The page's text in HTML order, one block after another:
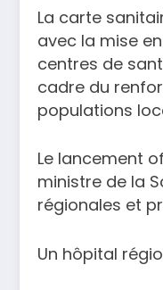
La carte
avec la mise
centres de
cadre du
populations
Le lancement
ministre de la
régionales et
Un hôpital